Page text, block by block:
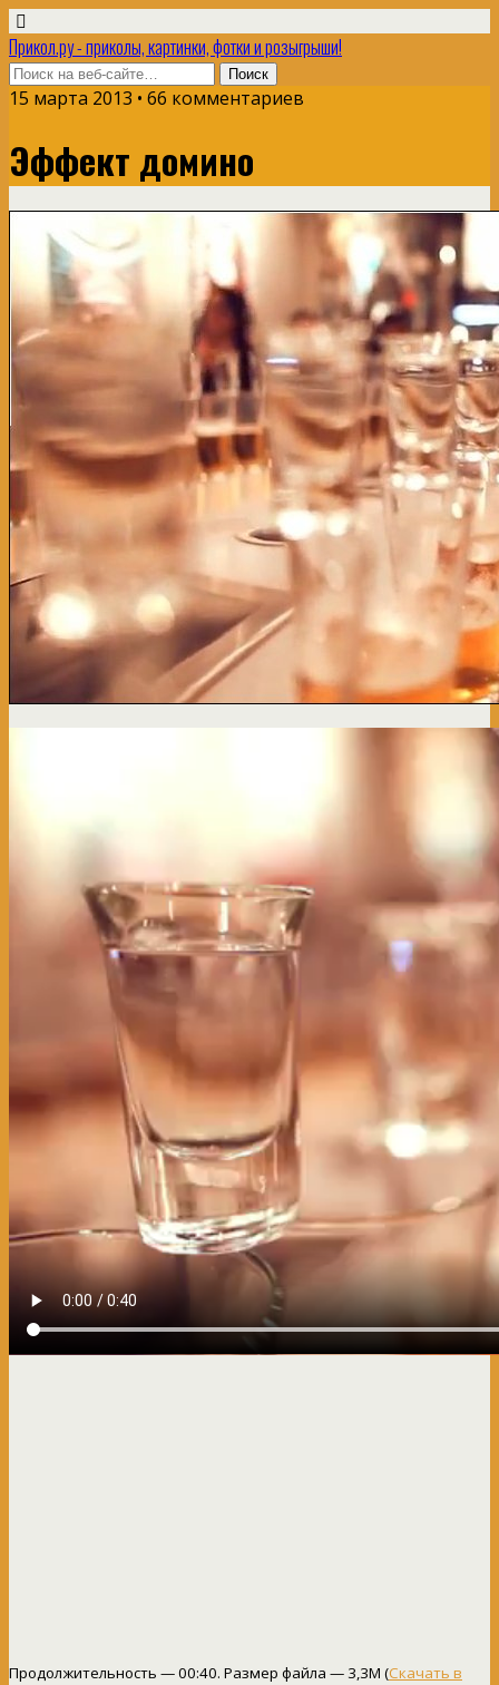
Прикол.ру - приколы, картинки, фотки и розыгрыши!
15 марта 2013 • 66 комментариев
Эффект домино
Продолжительность — 00:40. Размер файла — 3,3M (Скачать в